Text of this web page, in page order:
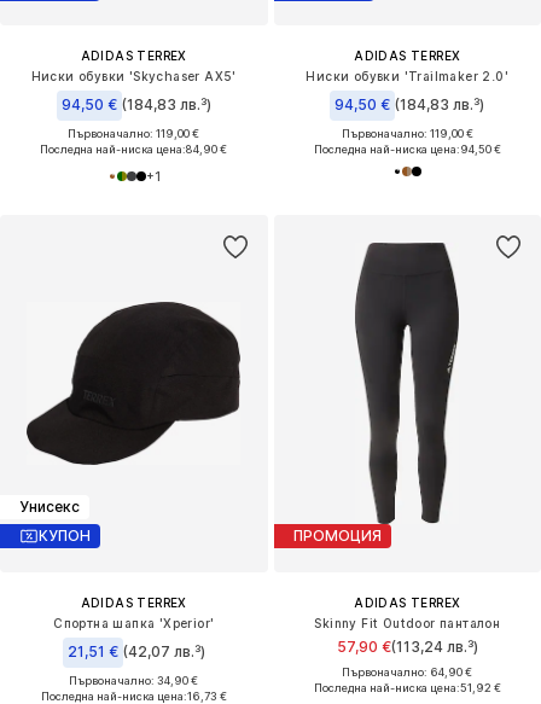
ADIDAS TERREX
Ниски обувки 'Skychaser AX5'
94,50 € (184,83 лв.³)
Първоначално: 119,00 €
Последна най-ниска цена:84,90 €
+1
ADIDAS TERREX
Ниски обувки 'Trailmaker 2.0'
94,50 € (184,83 лв.³)
Първоначално: 119,00 €
Последна най-ниска цена:94,50 €
Унисекс
КУПОН
ADIDAS TERREX
Спортна шапка 'Xperior'
21,51 € (42,07 лв.³)
Първоначално: 34,90 €
Последна най-ниска цена:16,73 €
ПРОМОЦИЯ
ADIDAS TERREX
Skinny Fit Outdoor панталон
57,90 €(113,24 лв.³)
Първоначално: 64,90 €
Последна най-ниска цена:51,92 €